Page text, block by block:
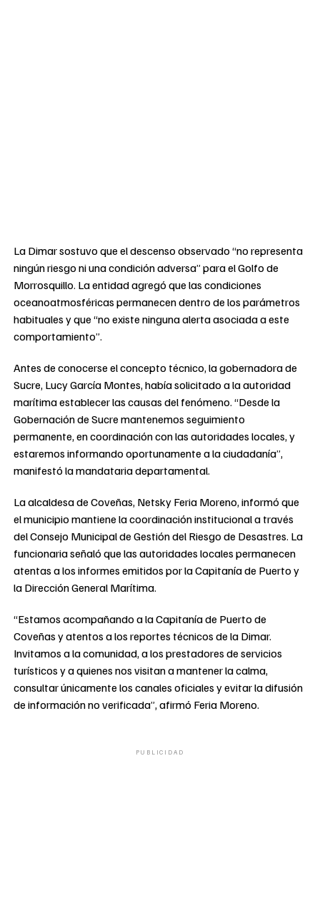
La Dimar sostuvo que el descenso observado “no representa
ningún riesgo ni una condición adversa” para el Golfo de
Morrosquillo. La entidad agregó que las condiciones
oceanoatmosféricas permanecen dentro de los parámetros
habituales y que “no existe ninguna alerta asociada a este
comportamiento”.
Antes de conocerse el concepto técnico, la gobernadora de
Sucre, Lucy García Montes, había solicitado a la autoridad
marítima establecer las causas del fenómeno. “Desde la
Gobernación de Sucre mantenemos seguimiento
permanente, en coordinación con las autoridades locales, y
estaremos informando oportunamente a la ciudadanía”,
manifestó la mandataria departamental.
La alcaldesa de Coveñas, Netsky Feria Moreno, informó que
el municipio mantiene la coordinación institucional a través
del Consejo Municipal de Gestión del Riesgo de Desastres. La
funcionaria señaló que las autoridades locales permanecen
atentas a los informes emitidos por la Capitanía de Puerto y
la Dirección General Marítima.
“Estamos acompañando a la Capitanía de Puerto de
Coveñas y atentos a los reportes técnicos de la Dimar.
Invitamos a la comunidad, a los prestadores de servicios
turísticos y a quienes nos visitan a mantener la calma,
consultar únicamente los canales oficiales y evitar la difusión
de información no verificada”, afirmó Feria Moreno.
PUBLICIDAD